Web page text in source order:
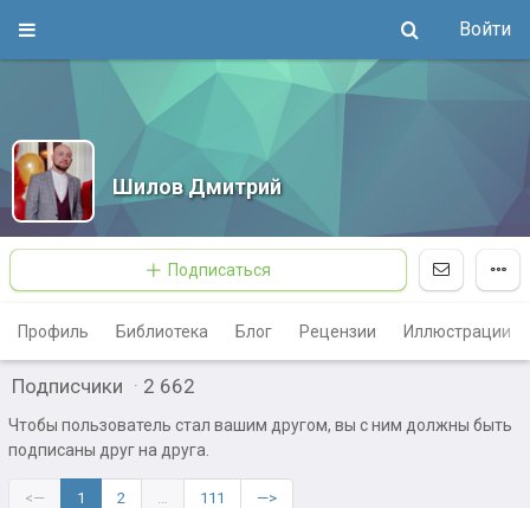
Войти
Шилов Дмитрий
Подписаться
Профиль Библиотека Блог Рецензии Иллюстрации
Подписчики · 2 662
Чтобы пользователь стал вашим другом, вы с ним должны быть
подписаны друг на друга.
<— 1 2 … 111 —>